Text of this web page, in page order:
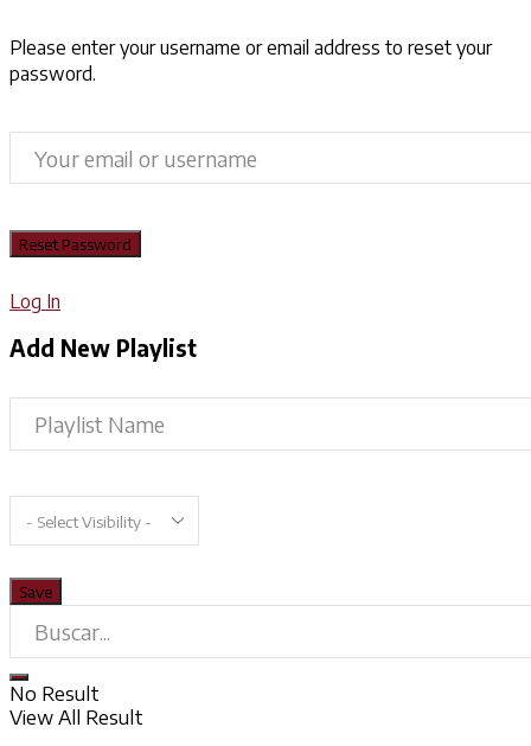
Please enter your username or email address to reset your
password.
Log In
Add New Playlist
No Result
View All Result